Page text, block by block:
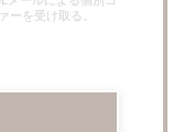
ーを受け取る。